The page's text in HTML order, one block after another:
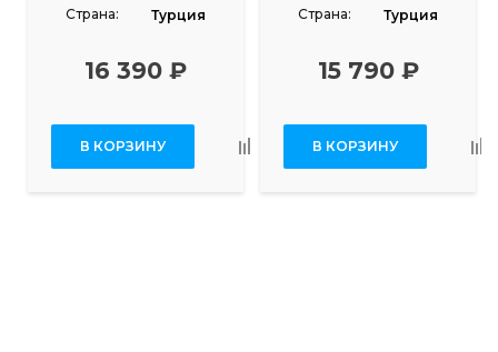
Страна:
Турция
16 390 ₽
В КОРЗИНУ
Страна:
Турция
15 790 ₽
В КОРЗИНУ